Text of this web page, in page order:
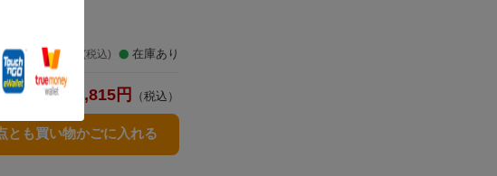
594 (税込) 在庫あり
合計 1,815 円 （税込）
とも買い物かごに入れる